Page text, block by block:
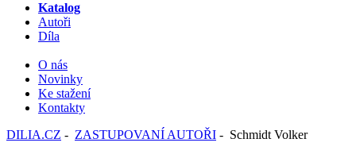
Katalog
Autoři
Díla
O nás
Novinky
Ke stažení
Kontakty
DILIA.CZ - ZASTUPOVANÍ AUTOŘI - Schmidt Volker